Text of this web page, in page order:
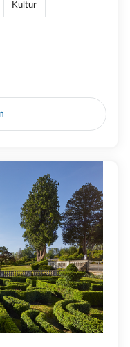
Kultur